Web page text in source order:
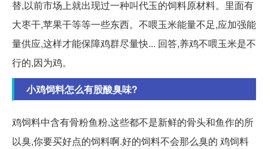
替,以前市场上就出现过一种叫代玉的饲料原材料。里面有
大枣干,苹果干等等一些东西。不喂玉米能量不足,应加强能
量供应,这样才能保障鸡群尽量快... 回答,养鸡不喂玉米是不
行的,因为鸡。
小鸡饲料怎么有股酸臭味?
鸡饲料中含有骨粉鱼粉,这些都不是新鲜的骨头和鱼作的所
以臭,你要买好点的饲料啊.好的饲料不会那么臭的 鸡饲料